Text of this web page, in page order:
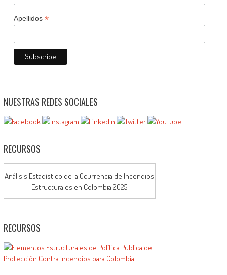
Apellidos *
NUESTRAS REDES SOCIALES
RECURSOS
Análisis Estadístico de la Ocurrencia de Incendios
Estructurales en Colombia 2025
RECURSOS